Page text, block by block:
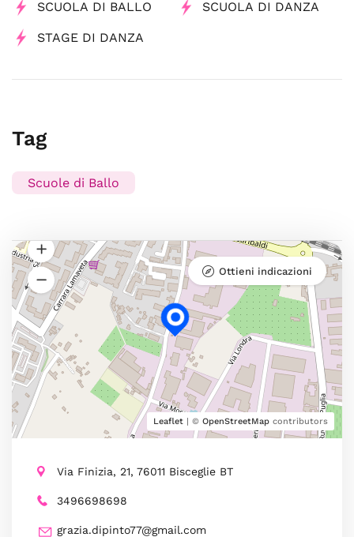
SCUOLA DI BALLO SCUOLA DI DANZA
STAGE DI DANZA
Tag
Scuole di Ballo
Leaflet | © OpenStreetMap contributors
Ottieni indicazioni
Via Finizia, 21, 76011 Bisceglie BT
3496698698
grazia.dipinto77@gmail.com